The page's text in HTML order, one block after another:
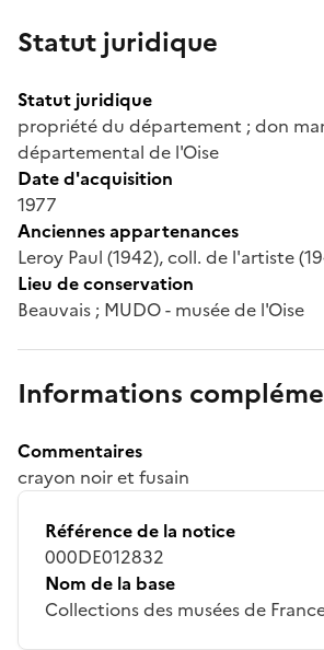
Statut juridique
Statut juridique
propriété du département ; don
départemental de l'Oise
Date d'acquisition
1977
Anciennes appartenances
Leroy Paul (1942), coll. de l'artiste
Lieu de conservation
Beauvais ; MUDO - musée de l'Oise
Informations
Commentaires
crayon noir et fusain
Référence de la notice
000DE012832
Nom de la base
Collections des musées de